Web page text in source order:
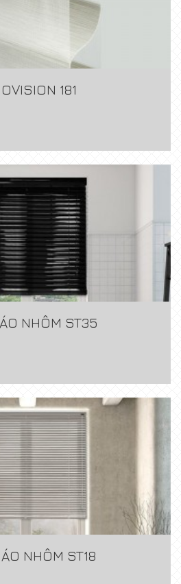
181
NHÔM ST35
NHÔM ST18